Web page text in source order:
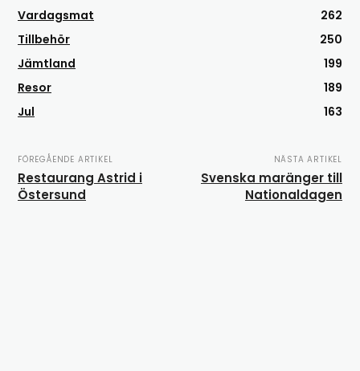
Vardagsmat
262
Tillbehör
250
Jämtland
199
Resor
189
Jul
163
FÖREGÅENDE ARTIKEL
Restaurang Astrid i
Östersund
NÄSTA ARTIKEL
Svenska maränger till
Nationaldagen